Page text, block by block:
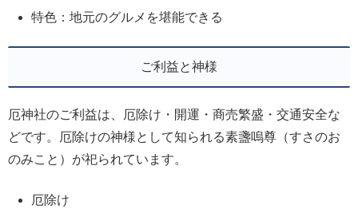
特色：地元のグルメを堪能できる
ご利益と神様
厄神社のご利益は、厄除け・開運・商売繁盛・交通安全な
どです。厄除けの神様として知られる素盞嗚尊（すさのお
のみこと）が祀られています。
厄除け